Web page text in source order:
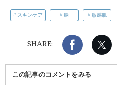
スキンケア 腸 敏感肌
SHARE:
Facebook
この記事のコメントをみる